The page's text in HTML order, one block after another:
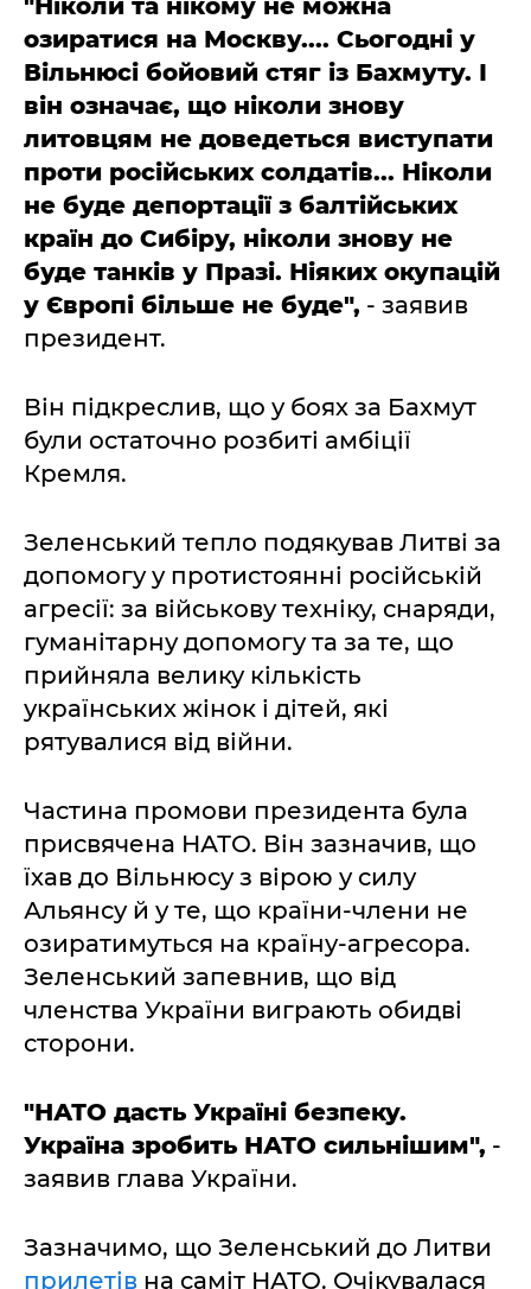
"Ніколи та нікому не можна
озиратися на Москву.... Сьогодні у
Вільнюсі бойовий стяг із Бахмуту. І
він означає, що ніколи знову
литовцям не доведеться виступати
проти російських солдатів... Ніколи
не буде депортації з балтійських
країн до Сибіру, ніколи знову не
буде танків у Празі. Ніяких окупацій
у Європі більше не буде", - заявив
президент.
Він підкреслив, що у боях за Бахмут
були остаточно розбиті амбіції
Кремля.
Зеленський тепло подякував Литві за
допомогу у протистоянні російській
агресії: за військову техніку, снаряди,
гуманітарну допомогу та за те, що
прийняла велику кількість
українських жінок і дітей, які
рятувалися від війни.
Частина промови президента була
присвячена НАТО. Він зазначив, що
їхав до Вільнюсу з вірою у силу
Альянсу й у те, що країни-члени не
озиратимуться на країну-агресора.
Зеленський запевнив, що від
членства України виграють обидві
сторони.
"НАТО дасть Україні безпеку.
Україна зробить НАТО сильнішим", -
заявив глава України.
Зазначимо, що Зеленський до Литви
прилетів на саміт НАТО. Очікувалася